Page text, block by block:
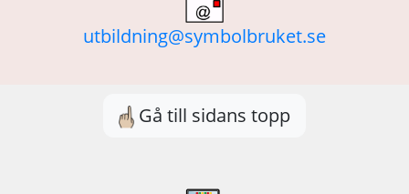
utbildning@symbolbruket.se
Gå till sidans topp